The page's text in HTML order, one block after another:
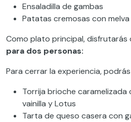
Ensaladilla de gambas
Patatas cremosas con melva
Como plato principal, disfrutarás
para dos personas:
Para cerrar la experiencia,
Torrija brioche
vainilla y Lotus
Tarta de queso casera con